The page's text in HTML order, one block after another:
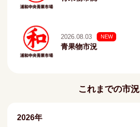
2026.08.03 NEW
青果物市況
これまでの市況
2026年